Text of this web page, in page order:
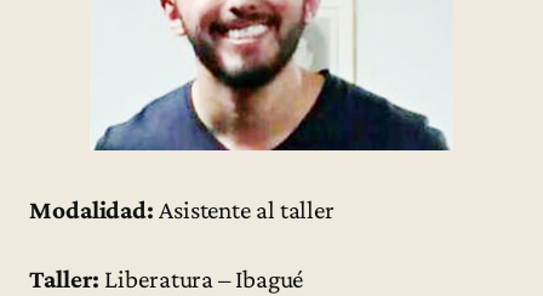
Modalidad: Asistente al taller
Taller: Liberatura – Ibagué